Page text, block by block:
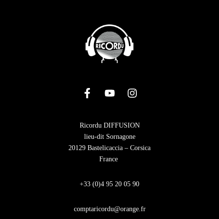
Ricordu DIFFUSION
lieu-dit Sornagone
20129 Bastelicaccia – Corsica
France
+33 (0)4 95 20 05 90
comptaricordu@orange.fr